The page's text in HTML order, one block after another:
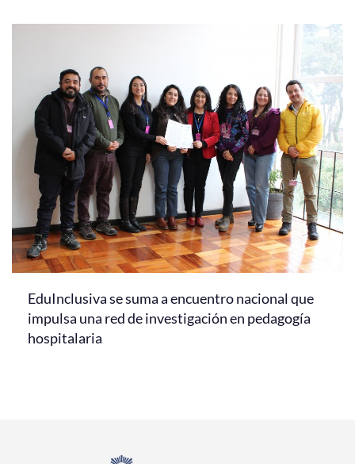
EduInclusiva se suma a encuentro nacional que
impulsa una red de investigación en pedagogía
hospitalaria